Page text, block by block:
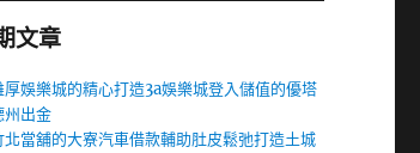
文章
厚娛樂城的精心打造3a娛樂城登入儲值的優塔
州出金
北當舖的大寮汽車借款輔助肚皮鬆弛打造土城